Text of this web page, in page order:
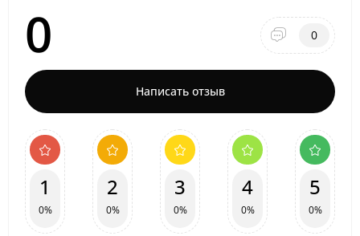
0 0
Написать отзыв
1
0%
2
0%
3
0%
4
0%
5
0%